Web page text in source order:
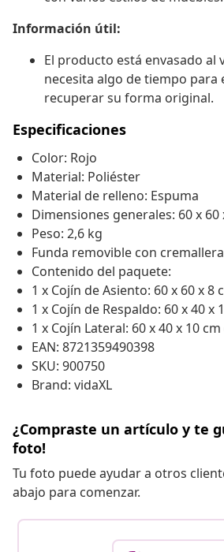
Información útil:
El producto está envasado al
necesita algo de tiempo para
recuperar su forma original.
Especificaciones
Color: Rojo
Material: Poliéster
Material de relleno: Espuma
Dimensiones generales: 60 x 60
Peso: 2,6 kg
Funda removible con cremallera
Contenido del paquete:
1 x Cojín de Asiento: 60 x 60 x 8
1 x Cojín de Respaldo: 60 x 40 x
1 x Cojín Lateral: 60 x 40 x 10 cm
EAN: 8721359490398
SKU: 900750
Brand: vidaXL
¿Compraste un artículo y te
foto!
Tu foto puede ayudar a otros
abajo para comenzar.